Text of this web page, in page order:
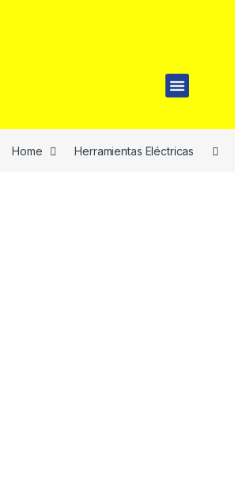
Home Herramientas Eléctricas